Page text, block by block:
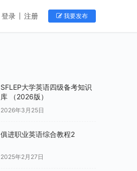
登录 注册 我要发布
SFLEP大学英语四级备考知识
库 （2026版）
2026年3月25日
俱进职业英语综合教程2
2025年2月27日